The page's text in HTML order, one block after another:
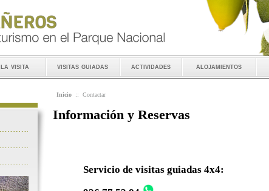
la visita visitas guiadas actividades alojamientos
Inicio :: Contactar
Información y Reservas
Servicio de visitas guiadas 4x4: